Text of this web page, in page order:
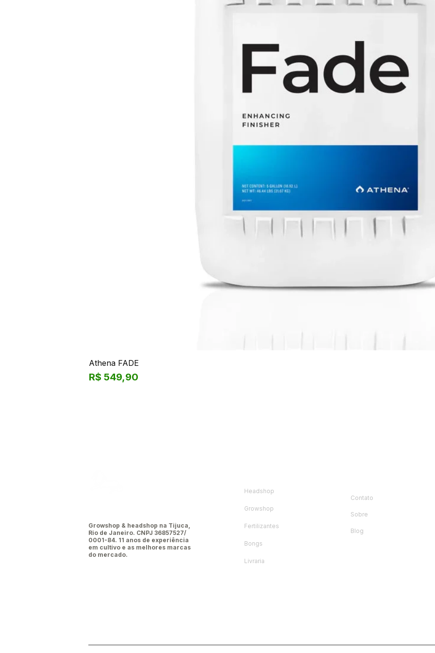
Athena FADE
Preço
R$ 549,90
Growshop & headshop na Tijuca,
Rio de Janeiro. CNPJ 36857527/
0001-84. 11 anos de experiência
em cultivo e as melhores marcas
do mercado.
Headshop
Growshop
Fertilizantes
Bongs
Livraria
Contato
Sobre
Blog